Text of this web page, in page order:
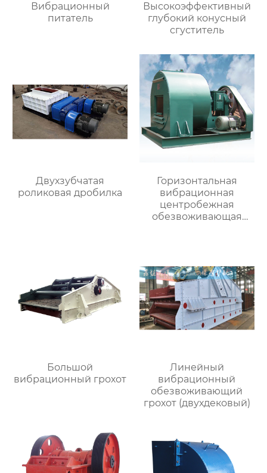
Вибрационный
питатель
Высокоэффективный
глубокий конусный
сгуститель
Двухзубчатая
роликовая дробилка
Горизонтальная
вибрационная
центробежная
обезвоживающая
Большой
вибрационный грохот
Линейный
вибрационный
обезвоживающий
грохот (двухдековый)